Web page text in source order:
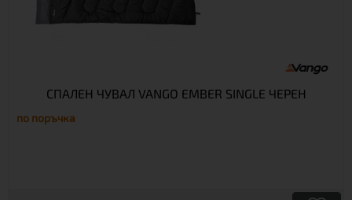
СПАЛЕН ЧУВАЛ VANGO EMBER SINGLE ЧЕРЕН
по поръчка